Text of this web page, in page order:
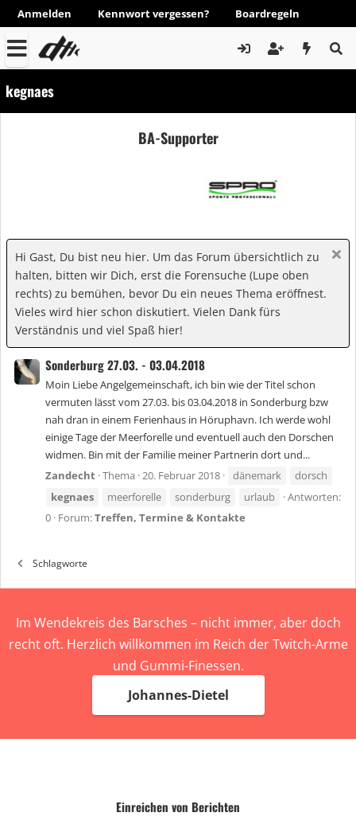
Anmelden Kennwort vergessen? Boardregeln
kegnaes
BA-Supporter
Hi Gast, Du bist neu hier. Um das Forum übersichtlich zu
halten, bitten wir Dich, erst die Forensuche (Lupe oben
rechts) zu bemühen, bevor Du ein neues Thema eröffnest.
Vieles wird hier schon diskutiert. Vielen Dank fürs
Verständnis und viel Spaß hier!
Sonderburg 27.03. - 03.04.2018
Moin Liebe Angelgemeinschaft, ich bin wie der Titel schon
vermuten lässt vom 27.03. bis 03.04.2018 in Sonderburg bzw
nah dran in einem Ferienhaus in Höruphavn. Ich werde wohl
einige Tage der Meerforelle und eventuell auch den Dorschen
widmen. Bin mit der Familie meiner Partnerin dort und...
Zandecht Thema 20. Februar 2018 dänemark
dorsch
kegnaes
meerforelle sonderburg urlaub
Antworten:
0 Forum:Treffen, Termine & Kontakte
Schlagworte
Im Wendekreis des Barsches – nicht immer, aber doch
recht oft. Herzlich willkommen im Reich der Twitch-Arme
und Gummi-Finessen.
Johannes-Dietel
Einreichen von Berichten